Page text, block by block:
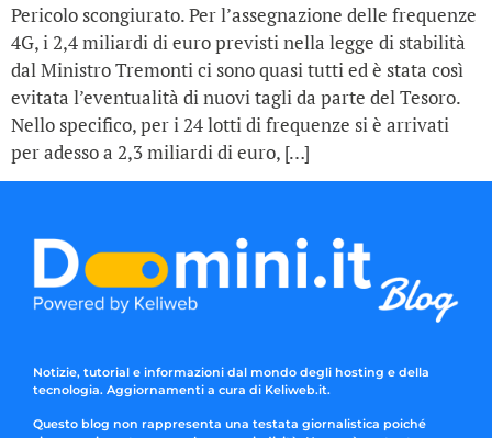
Pericolo scongiurato. Per l’assegnazione delle frequenze
4G, i 2,4 miliardi di euro previsti nella legge di stabilità
dal Ministro Tremonti ci sono quasi tutti ed è stata così
evitata l’eventualità di nuovi tagli da parte del Tesoro.
Nello specifico, per i 24 lotti di frequenze si è arrivati
per adesso a 2,3 miliardi di euro, […]
Notizie, tutorial e informazioni dal mondo degli hosting e della
tecnologia. Aggiornamenti a cura di Keliweb.it.
Questo blog non rappresenta una testata giornalistica poiché